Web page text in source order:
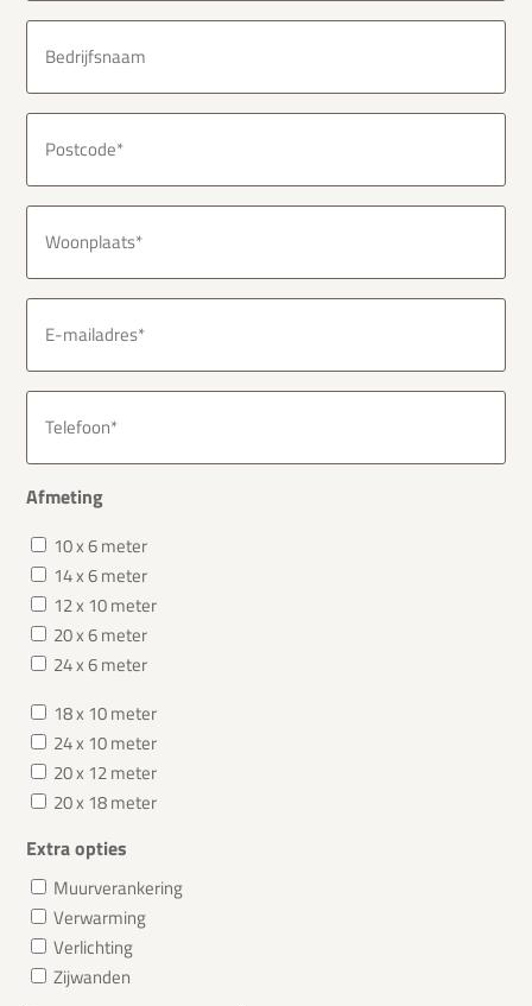
Bedrijfsnaam
Postcode
(Vereist)
Woonplaats
(Vereist)
E-
mailadres
(Vereist)
Telefoon
(Vereist)
Afmeting
Afmeting
10 x 6 meter
14 x 6 meter
12 x 10 meter
20 x 6 meter
24 x 6 meter
Afmeting
18 x 10 meter
24 x 10 meter
20 x 12 meter
20 x 18 meter
Extra opties
Muurverankering
Verwarming
Verlichting
Zijwanden